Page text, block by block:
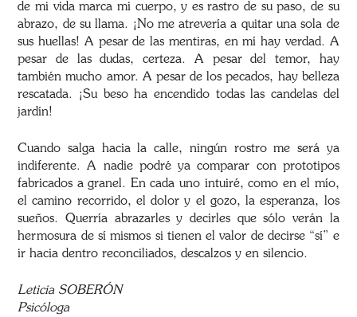
de mi vida marca mi cuerpo, y es rastro de su paso, de su
abrazo, de su llama. ¡No me atrevería a quitar una sola de
sus huellas! A pesar de las mentiras, en mí hay verdad. A
pesar de las dudas, certeza. A pesar del temor, hay
también mucho amor. A pesar de los pecados, hay belleza
rescatada. ¡Su beso ha encendido todas las candelas del
jardín!
Cuando salga hacia la calle, ningún rostro me será ya
indiferente. A nadie podré ya comparar con prototipos
fabricados a granel. En cada uno intuiré, como en el mío,
el camino recorrido, el dolor y el gozo, la esperanza, los
sueños. Querría abrazarles y decirles que sólo verán la
hermosura de sí mismos si tienen el valor de decirse “sí” e
ir hacia dentro reconciliados, descalzos y en silencio.
Leticia SOBERÓN
Psicóloga